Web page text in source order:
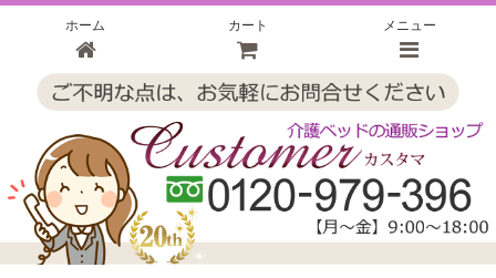
ホーム カート メニュー